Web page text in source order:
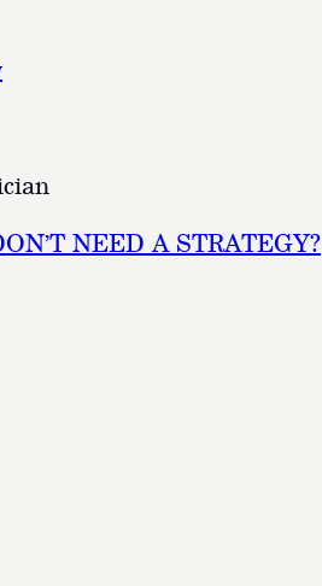
NEED A STRATEGY?